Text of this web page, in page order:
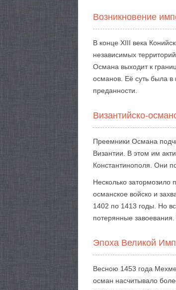
Возникновение
В конце XIII века
независимых
Османа выходит к
османов. Её суть была в
преданности.
Византийско-
Преемники Османа
Византии. В этом им
Константинополя. Они
Несколько затормозило
османское войско и
1402 по 1413 годы. Но
потерянные
Эпоха Великой
Весною 1453 года
осман насчитывало